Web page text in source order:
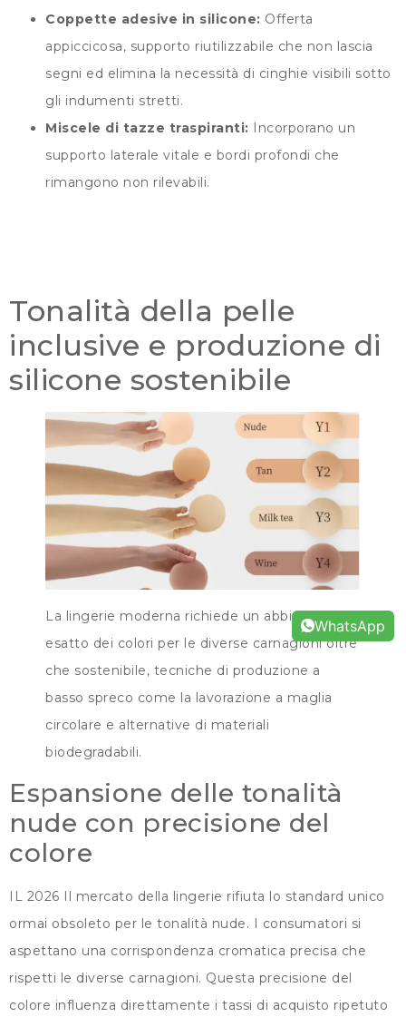
Coppette adesive in silicone: Offerta
appiccicosa, supporto riutilizzabile che non lascia
segni ed elimina la necessità di cinghie visibili sotto
gli indumenti stretti.
Miscele di tazze traspiranti: Incorporano un
supporto laterale vitale e bordi profondi che
rimangono non rilevabili.
Tonalità della pelle
inclusive e produzione di
silicone sostenibile
La lingerie moderna richiede un abbinamento
esatto dei colori per le diverse carnagioni oltre
che sostenibile, tecniche di produzione a
basso spreco come la lavorazione a maglia
circolare e alternative di materiali
biodegradabili.
Espansione delle tonalità
nude con precisione del
colore
IL 2026 Il mercato della lingerie rifiuta lo standard unico
ormai obsoleto per le tonalità nude. I consumatori si
aspettano una corrispondenza cromatica precisa che
rispetti le diverse carnagioni. Questa precisione del
colore influenza direttamente i tassi di acquisto ripetuto
WhatsApp